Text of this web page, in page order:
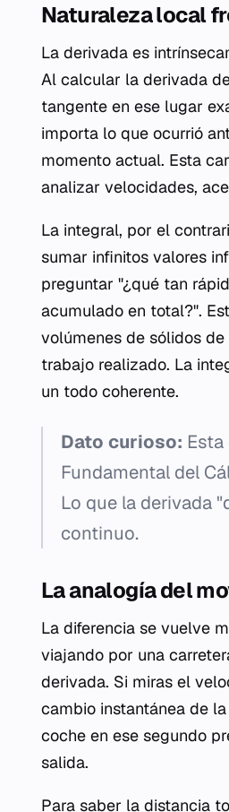
Naturaleza local
La derivada es
Al calcular la derivada
tangente en ese lugar
importa lo que ocurrió
momento actual. Esta
analizar velocidades,
La integral, por el
sumar infinitos valores
preguntar "¿qué tan
acumulado en total?".
volúmenes de sólidos
trabajo realizado. La
un todo coherente.
Dato curioso:
Fundamental del
Lo que la derivada
continuo.
La analogía del
La diferencia se vuelve
viajando por una
derivada. Si miras el
cambio instantánea de
coche en ese segundo
salida.
Para saber la distancia